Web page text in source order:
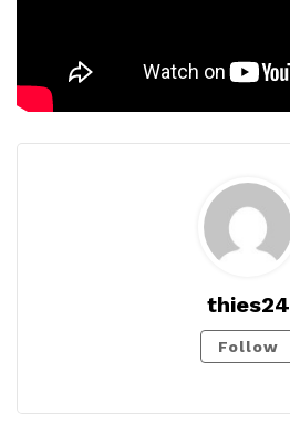
thies24
Follow